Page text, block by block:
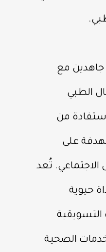
جاهدين مع
الطبي
من
على
تُعد
حيوية
التسويقية
الصحية